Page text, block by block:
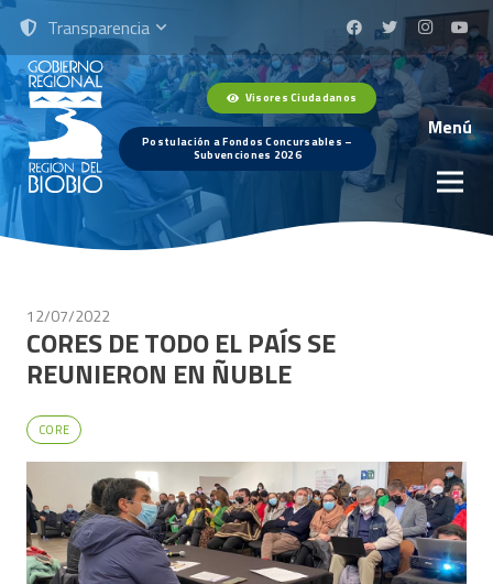
Transparencia
Visores Ciudadanos
Postulación a Fondos Concursables –
Subvenciones 2026
Menú
12/07/2022
CORES DE TODO EL PAÍS SE
REUNIERON EN ÑUBLE
CORE